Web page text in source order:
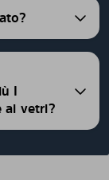
I
ai vetri?